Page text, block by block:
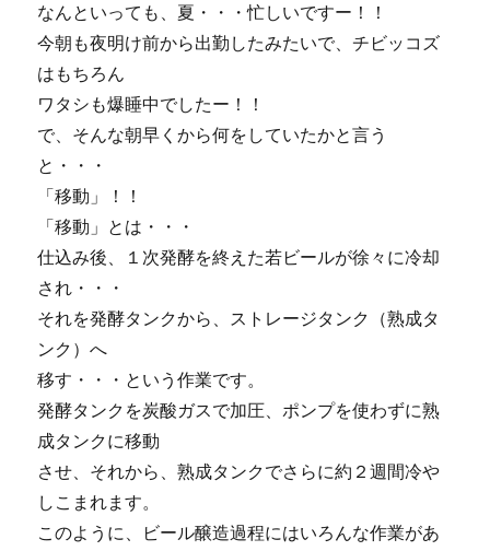
なんといっても、夏・・・忙しいですー！！
今朝も夜明け前から出勤したみたいで、チビッコズ
はもちろん
ワタシも爆睡中でしたー！！
で、そんな朝早くから何をしていたかと言う
と・・・
「移動」！！
「移動」とは・・・
仕込み後、１次発酵を終えた若ビールが徐々に冷却
され・・・
それを発酵タンクから、ストレージタンク（熟成タ
ンク）へ
移す・・・という作業です。
発酵タンクを炭酸ガスで加圧、ポンプを使わずに熟
成タンクに移動
させ、それから、熟成タンクでさらに約２週間冷や
しこまれます。
このように、ビール醸造過程にはいろんな作業があ